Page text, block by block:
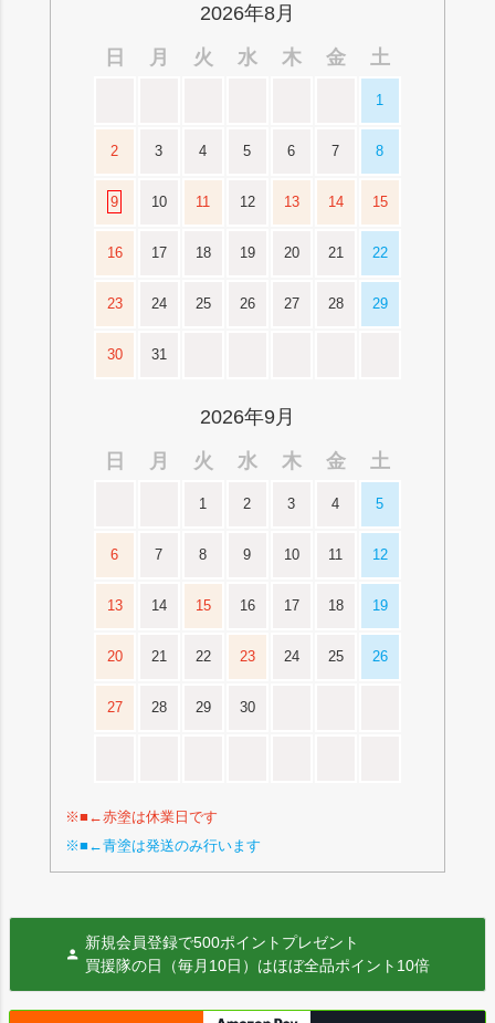
2026年8月
日
月 火 水 木 金 土
1
2 3 4 5 6 7 8
9 10 11 12 13 14 15
16 17 18 19 20 21 22
23 24 25 26 27 28 29
30 31
2026年9月
日
月 火 水 木 金 土
1 2 3 4 5
6 7 8 9 10 11 12
13 14 15 16 17 18 19
20 21 22 23 24 25 26
27 28 29 30
※■←赤塗は休業日です
※■←青塗は発送のみ行います
新規会員登録で500ポイントプレゼント
買援隊の日（毎月10日）はほぼ全品ポイント10倍